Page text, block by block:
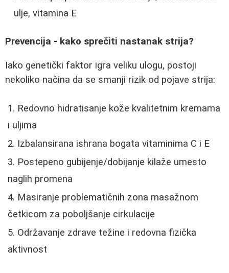
ulje, vitamina E
Prevencija - kako sprečiti nastanak strija?
Iako genetički faktor igra veliku ulogu, postoji
nekoliko načina da se smanji rizik od pojave strija:
Redovno hidratisanje kože kvalitetnim kremama
i uljima
Izbalansirana ishrana bogata vitaminima C i E
Postepeno gubijenje/dobijanje kilaže umesto
naglih promena
Masiranje problematičnih zona masažnom
četkicom za poboljšanje cirkulacije
Održavanje zdrave težine i redovna fizička
aktivnost